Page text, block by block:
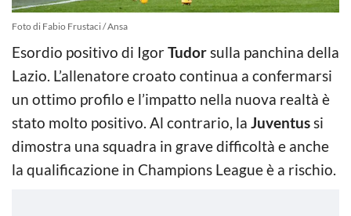
Foto di Fabio Frustaci / Ansa
Esordio positivo di IgorTudorsulla panchina della
Lazio. L’allenatore croato continua a confermarsi
un ottimo profilo e l’impatto nella nuova realtà è
stato molto positivo. Al contrario, la Juventussi
dimostra una squadra in grave difficoltà e anche
la qualificazione in Champions League è a rischio.